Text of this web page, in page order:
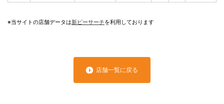
※当サイトの店舗データは新ピーサーチを利用しております
店舗一覧に戻る